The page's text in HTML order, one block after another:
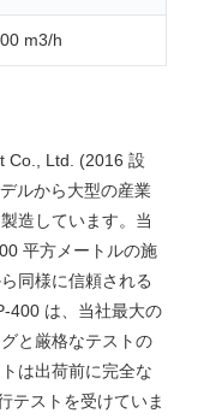
m3/h
Co., Ltd. (2016 設
ルから大型の産業
造しています。当
平方メートルの施
同様に信頼される
400 は、当社最大の
と厳格なテストの
は出荷前に完全な
テストを受けていま